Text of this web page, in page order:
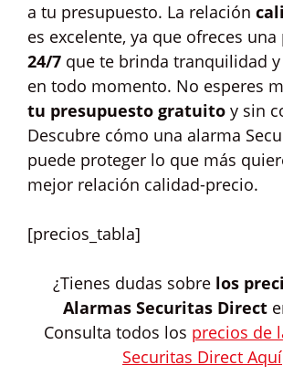
a tu presupuesto. La relación
es excelente, ya que ofreces
24/7 que te brinda tranquilidad
en todo momento. No esperes
tu presupuesto gratuito y sin
Descubre cómo una alarma
puede proteger lo que más
mejor relación calidad-precio.
[precios_tabla]
¿Tienes dudas sobre los
Alarmas Securitas Direct
Consulta todos los precios de
Securitas Direct Aquí